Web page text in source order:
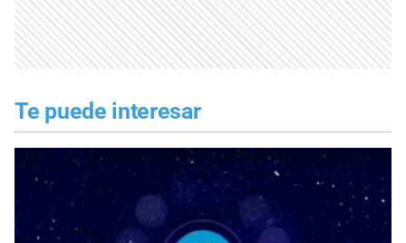
Te puede interesar